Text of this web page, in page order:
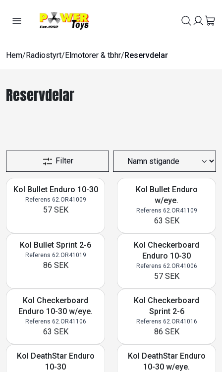
Hem/Radiostyrt/Elmotorer & tbhr/Reservdelar
Reservdelar
Filter
Kol Bullet Enduro 10-30
Referens 62.OR41009
57 SEK
Kol Bullet Enduro
w/eye.
Referens 62.OR41109
63 SEK
Kol Bullet Sprint 2-6
Referens 62.OR41019
86 SEK
Kol Checkerboard
Enduro 10-30
Referens 62.OR41006
57 SEK
Kol Checkerboard
Enduro 10-30 w/eye.
Referens 62.OR41106
63 SEK
Kol Checkerboard
Sprint 2-6
Referens 62.OR41016
86 SEK
Kol DeathStar Enduro
10-30
Kol DeathStar Enduro
10-30 w/eye.